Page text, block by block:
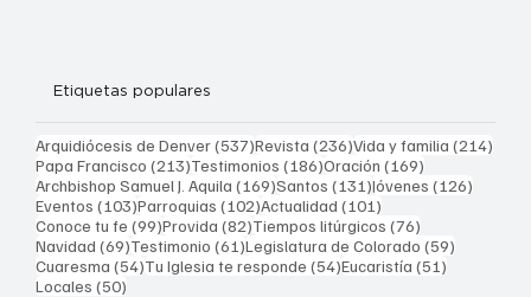
Etiquetas populares
Arquidiócesis de Denver(537)537 entradas
Revista (236)236 entradas
Vida y familia (214)
Papa Francisco (213)213 entradas
Testimonios (186)186 entradas
Oración (169)
Archbishop Samuel J. Aquila (169)169 entradas
Santos (131)131 entradas
Jóvenes (126)
Eventos (103)103 entradas
Parroquias (102)102 entradas
Actualidad (101)
Conoce tu fe (99)99 entradas
Provida (82)82 entradas
Tiempos litúrgicos (76)
Navidad (69)69 entradas
Testimonio (61)61 entradas
Legislatura de Colorado (59)
Cuaresma (54)54 entradas
Tu Iglesia te responde (54)54 entradas
Eucaristía (51)
Locales (50)